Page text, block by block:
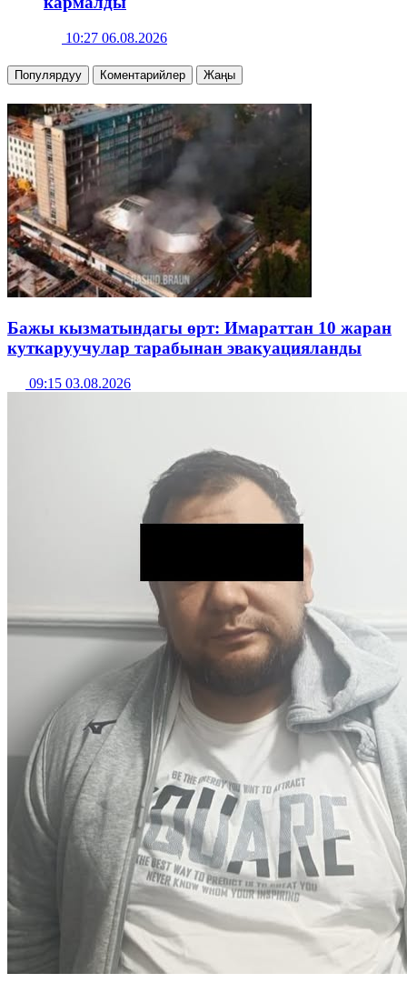
10:27 06.08.2026
Популярдуу Коментарийлер Жаңы
Бажы кызматындагы өрт: Имараттан 10 жаран
куткаруучулар тарабынан эвакуацияланды
09:15 03.08.2026